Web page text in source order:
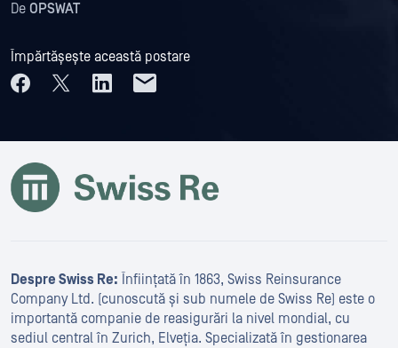
De OPSWAT
Împărtășește această postare
Despre Swiss Re: Înființată în 1863, Swiss Reinsurance
Company Ltd. (cunoscută și sub numele de Swiss Re) este o
importantă companie de reasigurări la nivel mondial, cu
sediul central în Zurich, Elveția. Specializată în gestionarea